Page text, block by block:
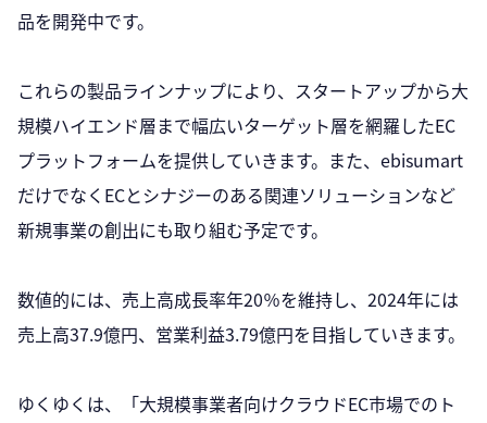
品を開発中です。
これらの製品ラインナップにより、スタートアップから大
規模ハイエンド層まで幅広いターゲット層を網羅したEC
プラットフォームを提供していきます。また、ebisumart
だけでなくECとシナジーのある関連ソリューションなど
新規事業の創出にも取り組む予定です。
数値的には、売上高成長率年20％を維持し、2024年には
売上高37.9億円、営業利益3.79億円を目指していきます。
ゆくゆくは、「大規模事業者向けクラウドEC市場でのト